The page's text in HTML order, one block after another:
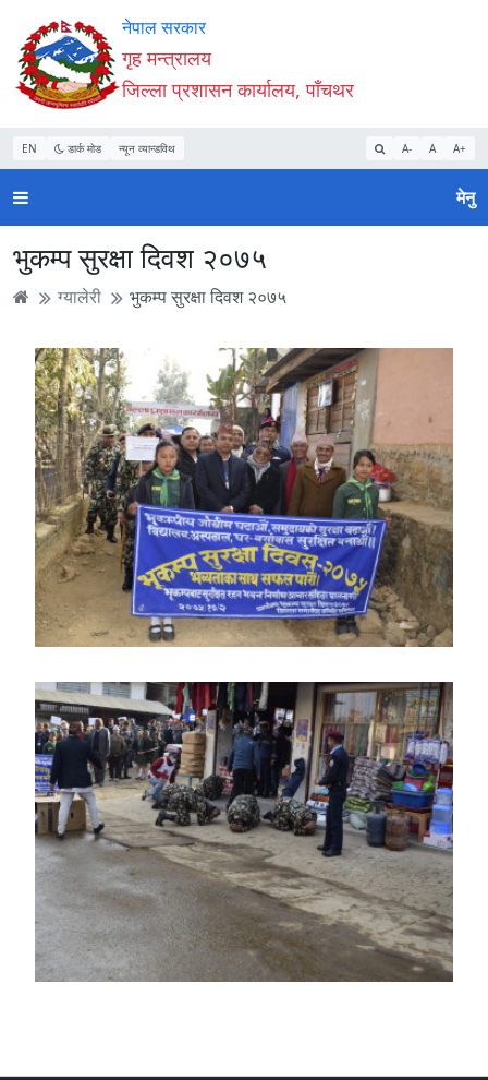
Accessibility
Mode
सुरु
गर्नुहोस्
सामाग्री
पढ्नुहाेस्
नेभिगेसन
पढ्नुहाेस्
वेबसाइट
खोजमा
जानुहोस्
नेपाल सरकार
गृह मन्त्रालय
जिल्ला प्रशासन कार्यालय, पाँचथर
EN डार्क मोड न्यून व्यान्डविथ A- A A+
मेनु
भुकम्प सुरक्षा दिवश २०७५
ग्यालेरी भुकम्प सुरक्षा दिवश २०७५